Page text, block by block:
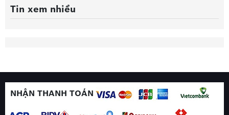
Tin xem nhiều
NHẬN THANH TOÁN